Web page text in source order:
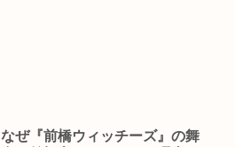
なぜ『前橋ウィッチーズ』の舞